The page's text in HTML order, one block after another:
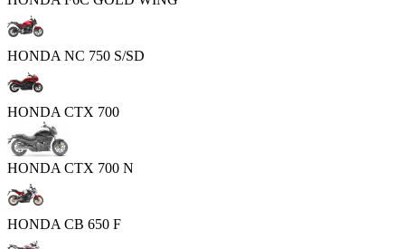
HONDA NC 750 S/SD
HONDA CTX 700
HONDA CTX 700 N
HONDA CB 650 F